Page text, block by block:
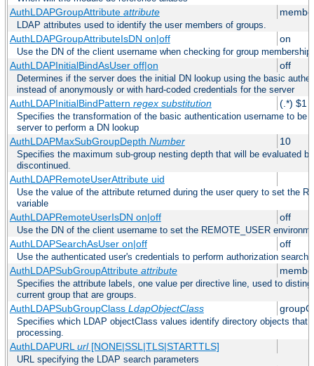
AuthLDAPGroupAttribute attribute
LDAP attributes used to identify the user members of groups.
AuthLDAPGroupAttributeIsDN on|off on
Use the DN of the client username when checking for group membership
AuthLDAPInitialBindAsUser off|on off
Determines if the server does the initial DN lookup using the basic
instead of anonymously or with hard-coded credentials for the server
AuthLDAPInitialBindPattern regex substitution (.*) $1
Specifies the transformation of the basic authentication username to be
server to perform a DN lookup
AuthLDAPMaxSubGroupDepth Number 10
Specifies the maximum sub-group nesting depth that will be evaluated
discontinued.
AuthLDAPRemoteUserAttribute uid
Use the value of the attribute returned during the user query to set the
variable
AuthLDAPRemoteUserIsDN on|off off
Use the DN of the client username to set the REMOTE_USER
AuthLDAPSearchAsUser on|off off
Use the authenticated user's credentials to perform authorization
AuthLDAPSubGroupAttribute attribute
Specifies the attribute labels, one value per directive line, used to
current group that are groups.
AuthLDAPSubGroupClass LdapObjectClass
Specifies which LDAP objectClass values identify directory objects that
processing.
AuthLDAPURL url[NONE|SSL|TLS|STARTTLS]
URL specifying the LDAP search parameters